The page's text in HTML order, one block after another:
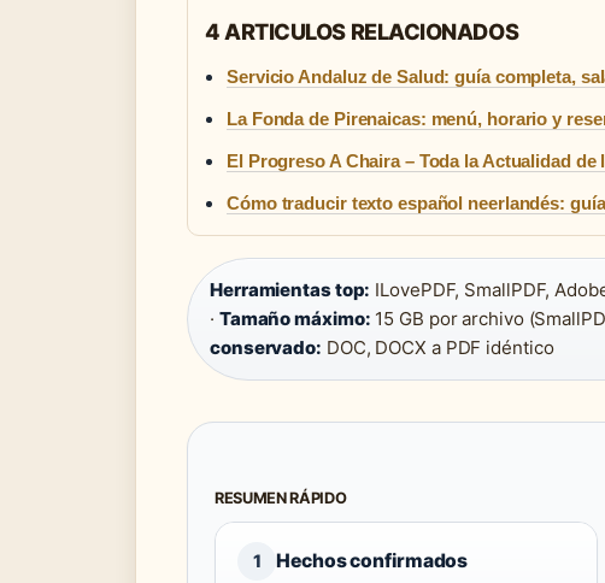
4 ARTICULOS RELACIONADOS
Servicio Andaluz de Salud: guía completa,
La Fonda de Pirenaicas: menú, horario y
El Progreso A Chaira – Toda la Actualidad de
Cómo traducir texto español neerlandés:
Herramientas top: ILovePDF, SmallPDF,
· Tamaño máximo: 15 GB por archivo
conservado: DOC, DOCX a PDF idéntico
RESUMEN RÁPIDO
1 Hechos confirmados